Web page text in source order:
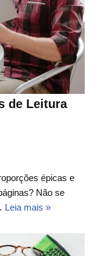
de Leitura
épicas e
Não se
Leia mais »